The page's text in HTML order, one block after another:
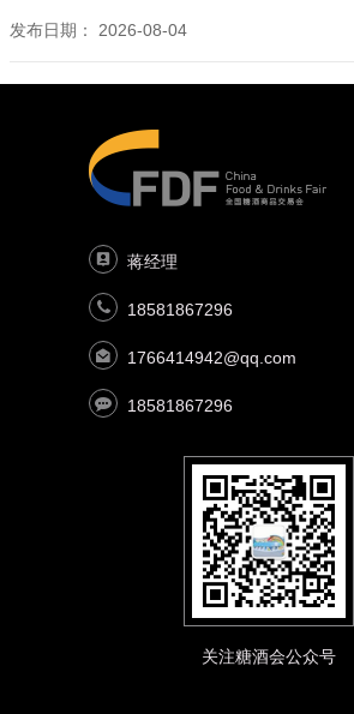
发布日期： 2026-08-04
蒋经理
18581867296
1766414942@qq.com
18581867296
关注糖酒会公众号